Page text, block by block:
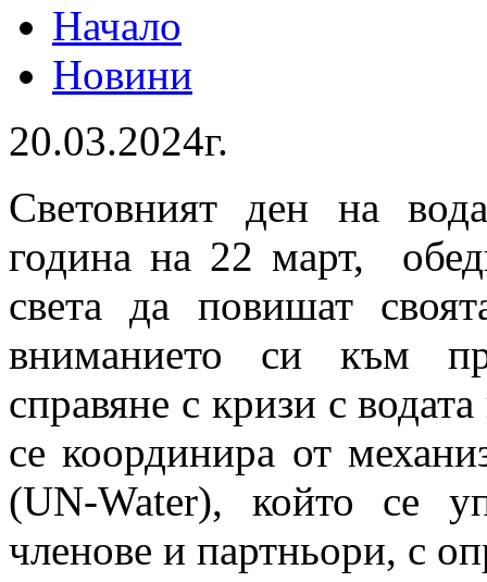
Начало
Новини
20.03.2024г.
Световният ден на
година на 22 март,
света да повишат
вниманието си към
справяне с кризи с
се координира от
(UN-Water), който се
членове и партньори, с